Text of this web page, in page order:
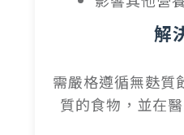
解
需嚴格遵循無麩質
質的食物，並在